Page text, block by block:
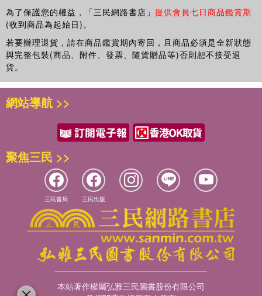
為了保護您的權益，「三民網路書店」 提供會員七日商品鑑賞期
(收到商品為起始日)。
若要辦理退貨，請在商品鑑賞期內寄回，且商品必須是全新狀態
與完整包裝(商品、附件、發票、隨貨贈品等)否則恕不接受退
貨。
網站導航 >>
聚焦三民 >>
三民書局 三民出版
本站著作權屬弘雅三民圖書股份有限公司